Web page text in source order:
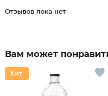
Отзывов пока нет
Вам может